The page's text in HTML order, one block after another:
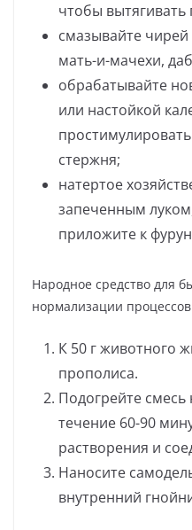
чтобы вытягивать
смазывайте
мать-и-мачехи,
обрабатывайте
или настойкой
стержня;
натертое
запеченным
приложите к
Народное средство для
нормализации
К 50 г животного
прополиса.
Подогрейте
течение 60-90
растворения и
Наносите
внутренний